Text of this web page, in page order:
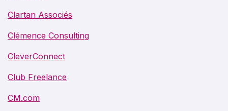
Clartan Associés
Clémence Consulting
CleverConnect
Club Freelance
CM.com